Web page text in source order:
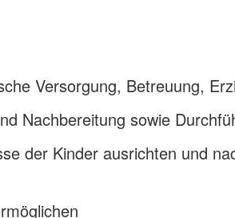
Versorgung, Betreuung,
Nachbereitung sowie
der Kinder ausrichten und